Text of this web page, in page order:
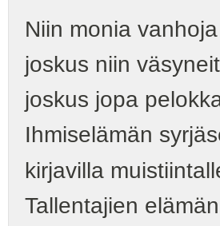
Niin monia
joskus niin
joskus jopa
Ihmiselämän
kirjavilla
Tallentajien